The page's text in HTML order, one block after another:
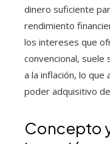
dinero suficiente
rendimiento
los intereses que
convencional,
a la inflación, lo
poder adquisitivo
Concepto